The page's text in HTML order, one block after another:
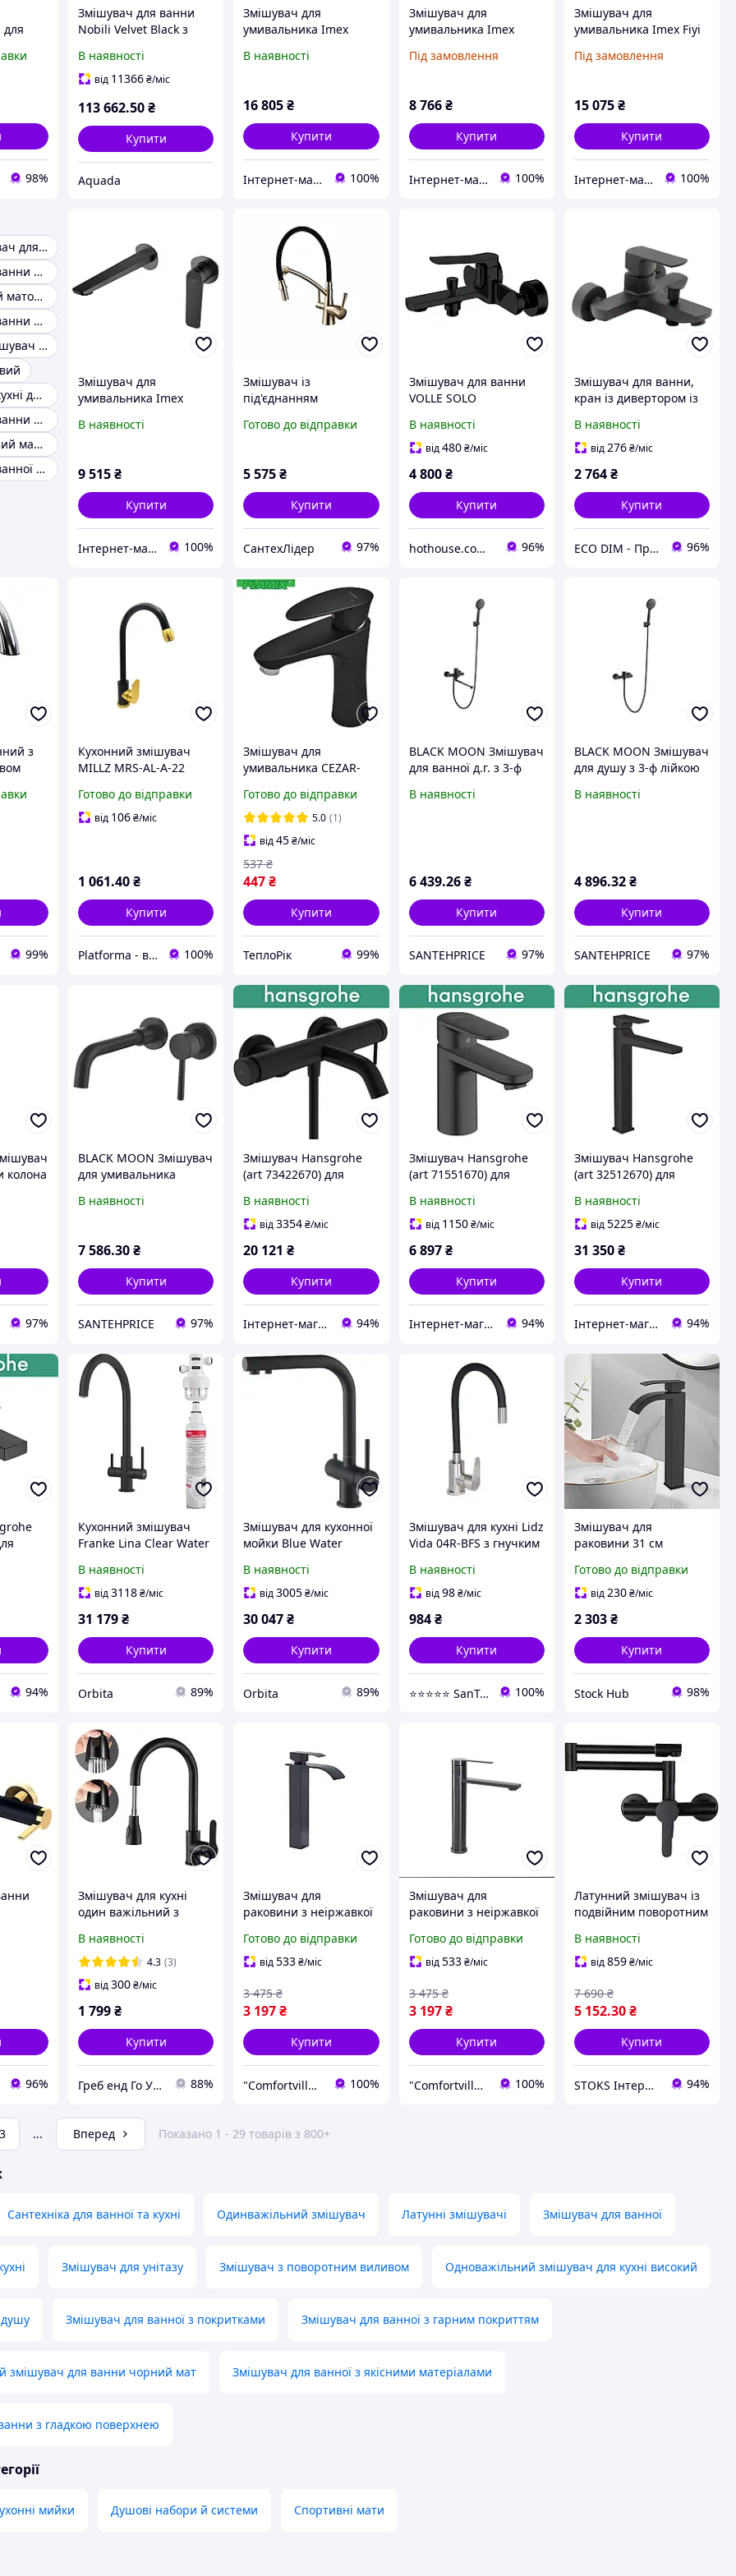
для
із
98%
Змішувач для ванни
Nobili Velvet Black з
латунним корпусом
чорний мат
В наявності
від 11366₴/міс
113 662.50₴
Купити
Aquada
Змішувач для
умивальника Imex
прихований монтаж
В наявності
16 805₴
Купити
Інтернет-магазин чорної сантехніки та інших товарів для будинку 100%
Змішувач для
умивальника Imex
прихований монтаж
Під замовлення
8 766 ₴
Купити
Інтернет-магазин чорної сантехніки та інших товарів для будинку 100%
Змішувач для
умивальника Imex Fiyi
монтаж чорне
Під замовлення
15 075₴
Купити
Інтернет-магазин чорної сантехніки та інших товарів для будинку 100%
Чорний змішувач для ванни
Змішувач для ванни білий
Змішувач білий матовий
Змішувач для ванни чорний
Підлоговий змішувач для ванни grohe
Змішувач для кухні для ванної
Змішувач для ванни з неіржавким покриттям
Змішувач чорний матовий
Змішувач для ванної чорний матовий
Змішувач для
умивальника Imex
прихований монтаж
В наявності
9 515₴
Купити
Інтернет-магазин чорної сантехніки та інших товарів для будинку 100%
Змішувач із
під'єднанням
FUTURA Flex MAT Gold
золото
Готово до відправки
5 575₴
Купити
СантехЛідер 97%
Змішувач для ванни
VOLLE SOLO
мат
В наявності
від480 ₴/міс
4 800 ₴
Купити
hothouse.com.ua 96%
Змішувач для ванни,
кран із дивертором із
покриттям Qtap Lipno
3023101DCB
В наявності
від276₴/міс
2 764₴
Купити
ECO DIM - Продаж та встановлення кабельних систем обігріву під ключ 96%
з
99%
Кухонний змішувач
MILLZ MRS-AL-A-22
золотом, U-вилив,
алюміній, зносостійке
Готово до відправки
від 106₴/міс
1 061.40₴
Купити
Platforma - водопостачання, опалення та каналізація - обладнання та комплектуючі 100%
Змішувач для
умивальника CEZAR-
шлангами
Готово до відправки
5.0 (1)
від45₴/міс
447₴
537 ₴
Купити
ТеплоРік 99%
BLACK MOON Змішувач
для ванної д.г. з 3-ф
ЧОРНИЙ МАТ BM 0202А
В наявності
6 439.26 ₴
Купити
SANTEHPRICE 97%
BLACK MOON Змішувач
для душу з 3-ф лійкою
BM 0102
В наявності
4 896.32₴
Купити
SANTEHPRICE 97%
колона
97%
BLACK MOON Змішувач
для умивальника
ЧОРНИЙ МАТ BM 0101С
В наявності
7 586.30₴
Купити
SANTEHPRICE 97%
Змішувач Hansgrohe
(art 73422670) для
одноважільний із
відкритим монтажем,
В наявності
від3354₴/міс
20 121 ₴
Купити
Інтернет-магазин "Лідер" 94%
Змішувач Hansgrohe
(art 71551670) для
одноважільний із
зливним набором,
мат
В наявності
від 1150 ₴/міс
6 897 ₴
Купити
Інтернет-магазин "Лідер" 94%
Змішувач Hansgrohe
(art 32512670) для
одноважільний із
зливним клапаном
260, Чорний мат
В наявності
від5225₴/міс
31 350₴
Купити
Інтернет-магазин "Лідер" 94%
94%
Кухонний змішувач
Franke Lina Clear Water
В наявності
від3118₴/міс
31 179₴
Купити
Orbita 89%
Змішувач для кухонної
мойки Blue Water
виддвижною лійкою
В наявності
від3005₴/міс
30 047₴
Купити
Orbita 89%
Змішувач для кухні Lidz
Vida 04R-BFS з гнучким
чорний мат
В наявності
від98 ₴/міс
984 ₴
Купити
⭐⭐⭐⭐⭐ SanTec 100%
Змішувач для
раковини 31 см
Tap Tall Високий
квадратний
змішувач із матовим
покриттям
Готово до відправки
від230₴/міс
2 303₴
Купити
Stock Hub 98%
96%
Змішувач для кухні
один важільний з
Гнучким виливом з
металу пластику
чорний мат
В наявності
4.3 (3)
від300₴/міс
1 799₴
Купити
Греб енд Го Україна 88%
Змішувач для
раковини з неіржавкої
319101 з PVD-
покриттям чорний
Готово до відправки
від533₴/міс
3 197₴
3 475 ₴
Купити
"Comfortville": Якісна сантехніка для вашого будинку! 100%
Змішувач для
раковини з неіржавкої
419001 з PVD-
покриттям чорний
Готово до відправки
від533 ₴/міс
3 197 ₴
3 475 ₴
Купити
"Comfortville": Якісна сантехніка для вашого будинку! 100%
Латунний змішувач із
подвійним поворотним
В наявності
від859₴/міс
5 152.30₴
7 690 ₴
Купити
STOKS Інтернет магазин стокового товару з Європи та США. 94%
3 ... Вперед Показано 1 - 29 товарів з 800+
Сантехніка для ванної та кухні Одинважільний змішувач Латунні змішувачі Змішувач для ванної
Змішувач для унітазу Змішувач з поворотним виливом Одноважільний змішувач для кухні високий
Змішувач для ванної з покритками Змішувач для ванної з гарним покриттям
змішувач для ванни чорний мат Змішувач для ванної з якісними матеріалами
з гладкою поверхнею
мийки Душові набори й системи Спортивні мати